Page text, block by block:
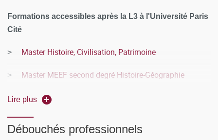
Formations accessibles après la L3 à l'Université Paris
Cité
> Master Histoire, Civilisation, Patrimoine
> Master MEEF second degré Histoire-Géographie
> Master in European History
Lire plus
Débouchés professionnels